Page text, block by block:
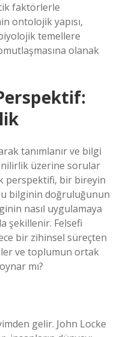
faktörlerle
ontolojik yapısı,
temellere
olanak
tanımlanır ve bilgi
üzerine sorular
perspektifi, bir bireyin
bilginin doğruluğunun
nasıl uygulamaya
şekillenir. Felsefi
bir zihinsel süreçten
ve toplumun ortak
mı?
gelir. John Locke